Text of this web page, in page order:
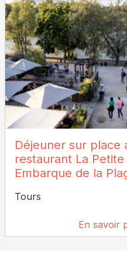
Déjeuner sur place
restaurant La Petite
Embarque de la
Tours
En savoir